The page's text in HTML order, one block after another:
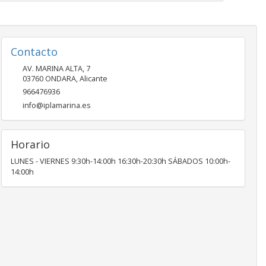
Contacto
AV. MARINA ALTA, 7
03760 ONDARA,Alicante
966476936
info@iplamarina.es
Horario
LUNES - VIERNES 9:30h-14:00h 16:30h-20:30h SÁBADOS 10:00h-
14:00h